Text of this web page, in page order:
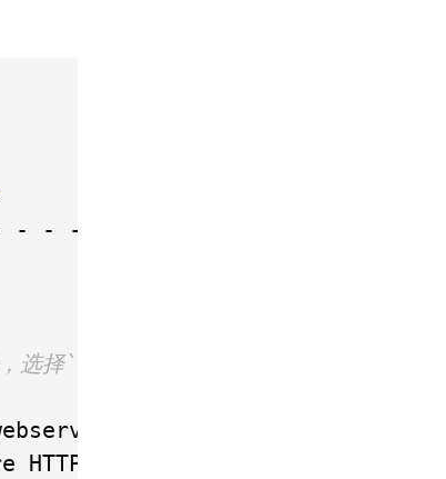
选择`2`
access. Choose this